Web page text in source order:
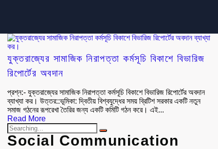
যুক্তরাজ্যের সামাজিক নিরাপত্তা কর্মসূচি বিকাশে বিভারিজ
রিপোর্টের অবদান
প্রশ্ন:- যুক্তরাজ্যের সামাজিক নিরাপত্তা কর্মসূচি বিকাশে বিভারিজ রিপোর্টের অবদান
ব্যাখ্যা কর। উত্তর::ভূমিকা: দ্বিতীয় বিশ্বযুদ্ধের সময় ব্রিটিশ সরকার একটি নতুন
সমাজ গঠনের রূপরেখা তৈরির জন্য একটি কমিটি গঠন করে। এই...
Read More
Social Communication